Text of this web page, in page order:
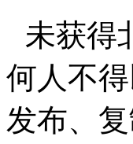
未获得
何人不
发布、